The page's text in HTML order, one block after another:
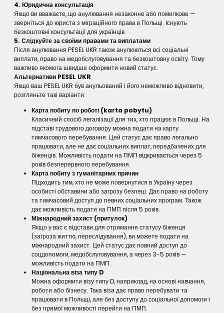
4. Юридична консультація
Якщо ви вважаєте, що анулювання незаконне або помилкове —
зверніться до юриста з міграційного права в Польщі. Існують
безкоштовні консультації для українців.
5. Слідкуйте за своїми правами та виплатами
Після анулювання PESEL UKR також анулюються всі соціальні
виплати, право на медобслуговування та безкоштовну освіту. Тому
важливо якомога швидше оформити новий статус.
Альтернативи PESEL UKR
Якщо ваш PESEL UKR був анульований і його неможливо відновити,
розгляньте такі варіанти:
Карта побиту по роботі (karta pobytu)
Класичний спосіб легалізації для тих, хто працює в Польщі. На
підставі трудового договору можна подати на карту
тимчасового перебування. Цей статус дає право легально
працювати, але не дає соціальних виплат, передбачених для
біженців. Можливість подати на ПМП відкривається через 5
років безперервного перебування.
Карта побиту з гуманітарних причин
Підходить тим, хто не може повернутися в Україну через
особисті обставини або загрозу безпеці. Дає право на роботу
та тимчасовий доступ до певних соціальних програм. Також
дає можливість подати на ПМП після 5 років.
Міжнародний захист (притулок)
Якщо у вас є підстави для отримання статусу біженця
(загроза життю, переслідування), ви можете подати на
міжнародний захист. Цей статус дає повний доступ до
соцдопомоги, медобслуговування, а через 3-5 років —
можливість подати на ПМП.
Національна віза типу D
Можна оформити візу типу D, наприклад, на основі навчання,
роботи або бізнесу. Така віза дає право перебувати та
працювати в Польщі, але без доступу до соціальної допомоги і
без прямої можливості перейти на ПМП.